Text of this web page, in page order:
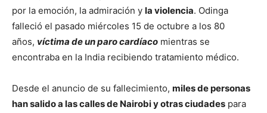
por la emoción, la admiración y la violencia. Odinga
falleció el pasado miércoles 15 de octubre a los 80
años, víctima de un paro cardíaco mientras se
encontraba en la India recibiendo tratamiento médico.
Desde el anuncio de su fallecimiento, miles de personas
han salido a las calles de Nairobi y otras ciudades para